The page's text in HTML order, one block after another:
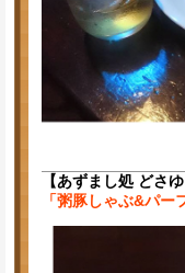
【あずまし処 どさゆ
「粥豚しゃぶ&パー